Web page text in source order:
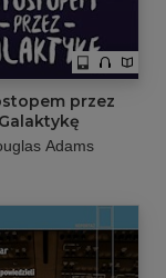
przez
Galaktykę
Adams